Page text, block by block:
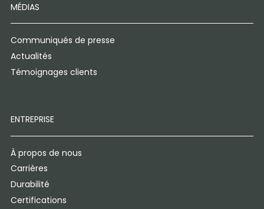
MÉDIAS
Communiqués de presse
Actualités
Témoignages clients
ENTREPRISE
À propos de nous
Carrières
Durabilité
Certifications